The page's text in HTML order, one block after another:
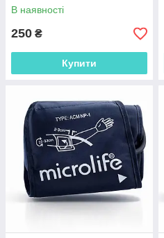
збільшена
В наявності
250 ₴
Купити